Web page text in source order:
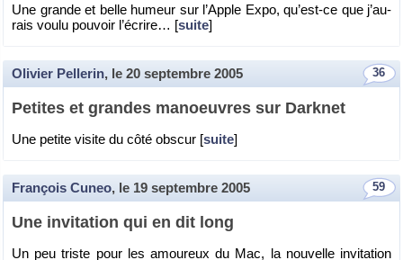
Une grande et belle hu­meur sur l’Apple Expo, qu’est-ce que j’au­
rais voulu pou­voir l’écrire… [suite]
36
Olivier Pellerin, le 20 septembre 2005
Pe­tites et grandes ma­noeuvres sur Dark­net
Une pe­tite vi­site du côté obs­cur [suite]
59
François Cuneo, le 19 septembre 2005
Une in­vi­ta­tion qui en dit long
Un peu triste pour les amou­reux du Mac, la nou­velle in­vi­ta­tion